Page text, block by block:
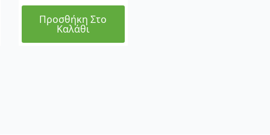
Προσθήκη Στο
Καλάθι